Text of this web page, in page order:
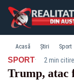
Acasă Știri Sport
SPORT· 2 min citire
Trump, atac